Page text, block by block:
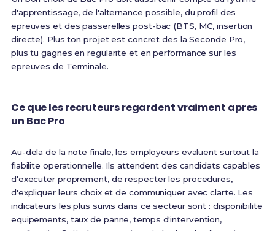
d'apprentissage, de l'alternance possible, du profil des
epreuves et des passerelles post-bac (BTS, MC, insertion
directe). Plus ton projet est concret des la Seconde Pro,
plus tu gagnes en regularite et en performance sur les
epreuves de Terminale.
Ce que les recruteurs regardent vraiment apres
un Bac Pro
Au-dela de la note finale, les employeurs evaluent surtout la
fiabilite operationnelle. Ils attendent des candidats capables
d'executer proprement, de respecter les procedures,
d'expliquer leurs choix et de communiquer avec clarte. Les
indicateurs les plus suivis dans ce secteur sont : disponibilite
equipements, taux de panne, temps d'intervention,